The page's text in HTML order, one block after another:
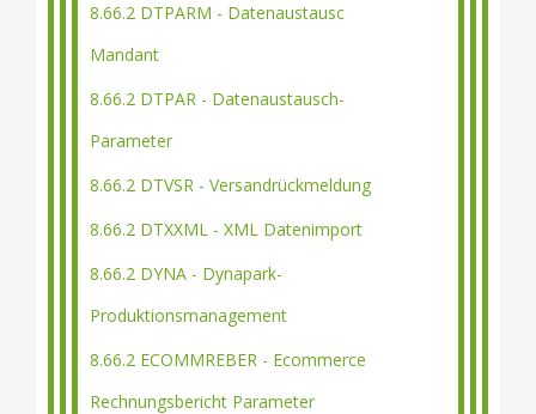
8.66.2 DTPARM - Datenaustausc
Mandant
8.66.2 DTPAR - Datenaustausch-
Parameter
8.66.2 DTVSR - Versandrückmeldung
8.66.2 DTXXML - XML Datenimport
8.66.2 DYNA - Dynapark-
Produktionsmanagement
8.66.2 ECOMMREBER - Ecommerce
Rechnungsbericht Parameter